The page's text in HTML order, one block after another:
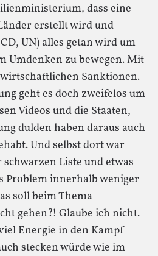
dass eine
erstellt wird und
UN) alles getan wird um
Umdenken zu bewegen. Mit
Sanktionen.
geht es doch zweifelos um
Videos und die Staaten,
dulden haben daraus auch
Und selbst dort war
Liste und etwas
Problem innerhalb weniger
soll beim Thema
gehen?! Glaube ich nicht.
Energie in den Kampf
stecken würde wie im